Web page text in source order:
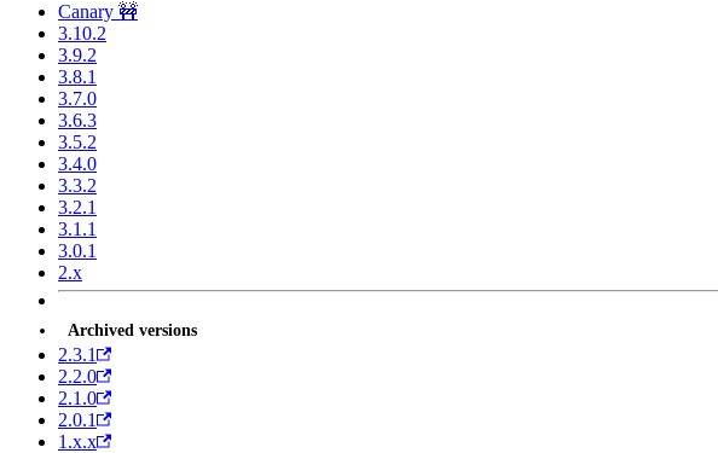
Canary 🚧
3.10.2
3.9.2
3.8.1
3.7.0
3.6.3
3.5.2
3.4.0
3.3.2
3.2.1
3.1.1
3.0.1
2.x
Archived versions
2.3.1
2.2.0
2.1.0
2.0.1
1.x.x